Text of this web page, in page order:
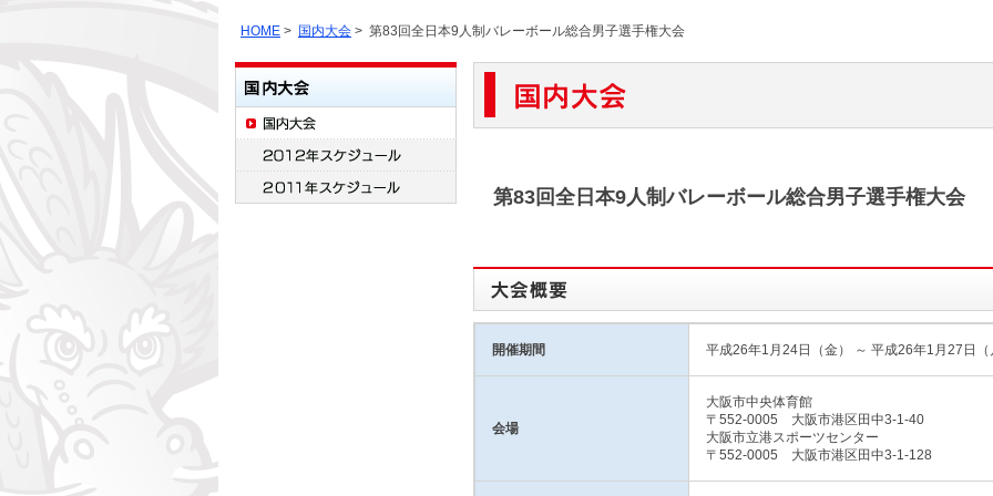
HOME > 国内大会 > 第83回全日本9人制バレーボール総合男子選手権大会
第83回全日本9人制バレーボール総合男子選手権大会
開催期間 平成26年1月24日（金） ～ 平成26年1月27日（
会場
大阪市中央体育館
〒552-0005 大阪市港区田中3-1-40
大阪市立港スポーツセンター
〒552-0005 大阪市港区田中3-1-128